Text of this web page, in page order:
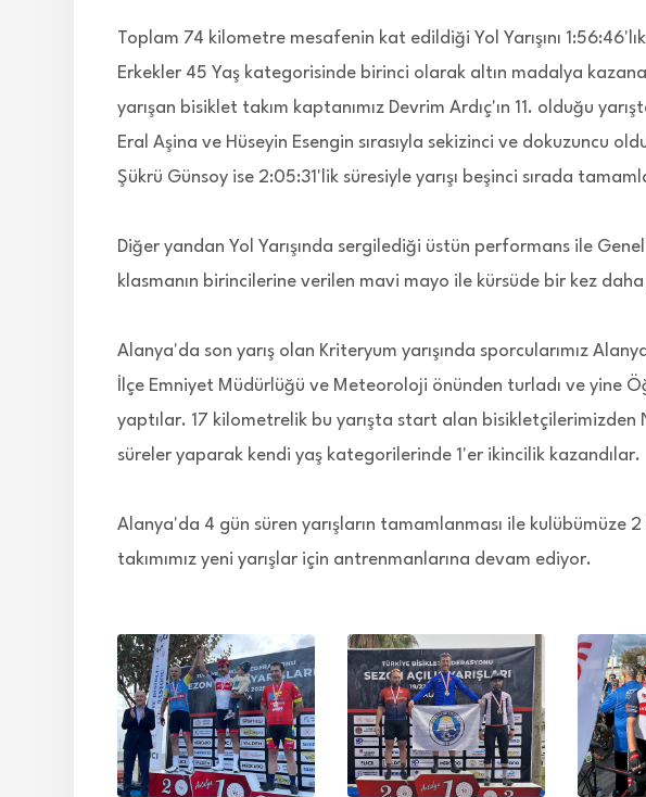
Toplam 74 kilometre mesafenin kat edildiği Yol Yarışını
Erkekler 45 Yaş kategorisinde birinci olarak altın madalya
yarışan bisiklet takım kaptanımız Devrim Ardıç'ın 11. olduğu
Eral Aşina ve Hüseyin Esengin sırasıyla sekizinci ve dokuzuncu
Şükrü Günsoy ise 2:05:31'lik süresiyle yarışı beşinci sırada
Diğer yandan Yol Yarışında sergilediği üstün performans ile
klasmanın birincilerine verilen mavi mayo ile kürsüde bir kez
Alanya'da son yarış olan Kriteryum yarışında sporcularımız
İlçe Emniyet Müdürlüğü ve Meteoroloji önünden turladı ve yine
yaptılar. 17 kilometrelik bu yarışta start alan bisikletçilerimizden
süreler yaparak kendi yaş kategorilerinde 1'er ikincilik kazandılar.
Alanya'da 4 gün süren yarışların tamamlanması ile kulübümüze
takımımız yeni yarışlar için antrenmanlarına devam ediyor.